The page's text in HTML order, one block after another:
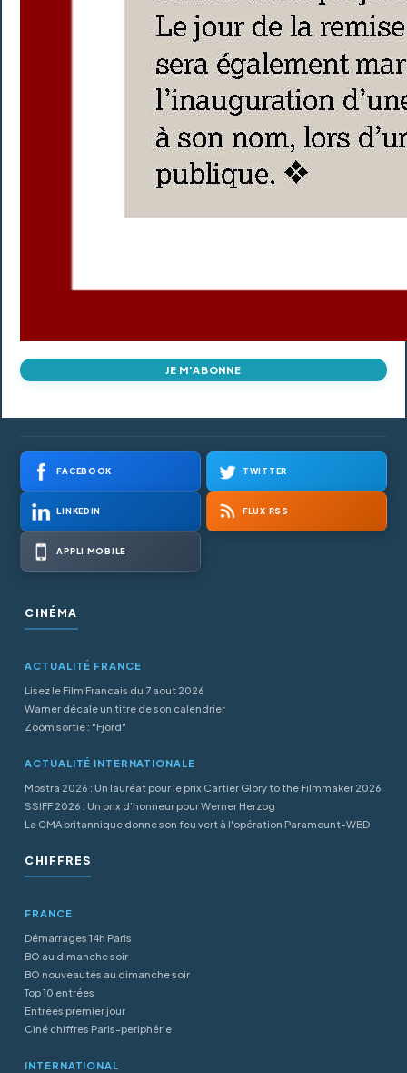
JE M'ABONNE
FACEBOOK TWITTER
LINKEDIN FLUX RSS
APPLI MOBILE
CINÉMA
ACTUALITÉ FRANCE
Lisez le Film Francais du 7 aout 2026
Warner décale un titre de son calendrier
Zoom sortie : "Fjord"
ACTUALITÉ INTERNATIONALE
Mostra 2026 : Un lauréat pour le prix Cartier Glory to the Filmmaker 2026
SSIFF 2026 : Un prix d’honneur pour Werner Herzog
La CMA britannique donne son feu vert à l'opération Paramount-WBD
CHIFFRES
FRANCE
Démarrages 14h Paris
BO au dimanche soir
BO nouveautés au dimanche soir
Top 10 entrées
Entrées premier jour
Ciné chiffres Paris-periphérie
INTERNATIONAL